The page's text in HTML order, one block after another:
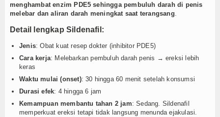
menghambat enzim PDE5 sehingga pembuluh darah di penis
melebar dan aliran darah meningkat saat terangsang.
Detail lengkap Sildenafil:
Jenis: Obat kuat resep dokter (inhibitor PDE5)
Cara kerja: Melebarkan pembuluh darah penis → ereksi lebih
keras
Waktu mulai (onset): 30 hingga 60 menit setelah konsumsi
Durasi efek: 4 hingga 6 jam
Kemampuan membantu tahan 2 jam: Sedang. Sildenafil
memperkuat ereksi tetapi tidak langsung menunda ejakulasi.